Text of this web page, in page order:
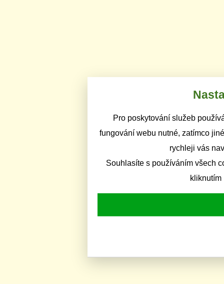
Pro poskytování služeb
fungování webu nutné, zatímco
rychleji vás
Souhlasíte s používáním všech
kliknutím